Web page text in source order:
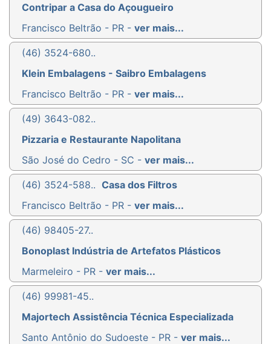
Contripar a Casa do Açougueiro
Francisco Beltrão - PR - ver mais...
(46) 3524-680..
Klein Embalagens - Saibro Embalagens
Francisco Beltrão - PR - ver mais...
(49) 3643-082..
Pizzaria e Restaurante Napolitana
São José do Cedro - SC - ver mais...
(46) 3524-588.. Casa dos Filtros
Francisco Beltrão - PR - ver mais...
(46) 98405-27..
Bonoplast Indústria de Artefatos Plásticos
Marmeleiro - PR - ver mais...
(46) 99981-45..
Majortech Assistência Técnica Especializada
Santo Antônio do Sudoeste - PR - ver mais...